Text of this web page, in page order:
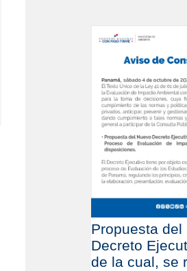
Propuesta del
Decreto
de la cual, se